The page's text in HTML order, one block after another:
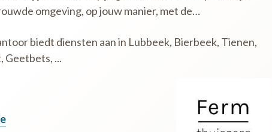
omgeving, op jouw manier, met de…
biedt diensten aan in Lubbeek, Bierbeek, Tienen,
Geetbets, ...